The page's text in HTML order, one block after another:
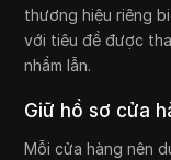
thương hiệu riêng
với tiêu đề được
nhầm lẫn.
Giữ hồ sơ cửa
Mỗi cửa hàng nên